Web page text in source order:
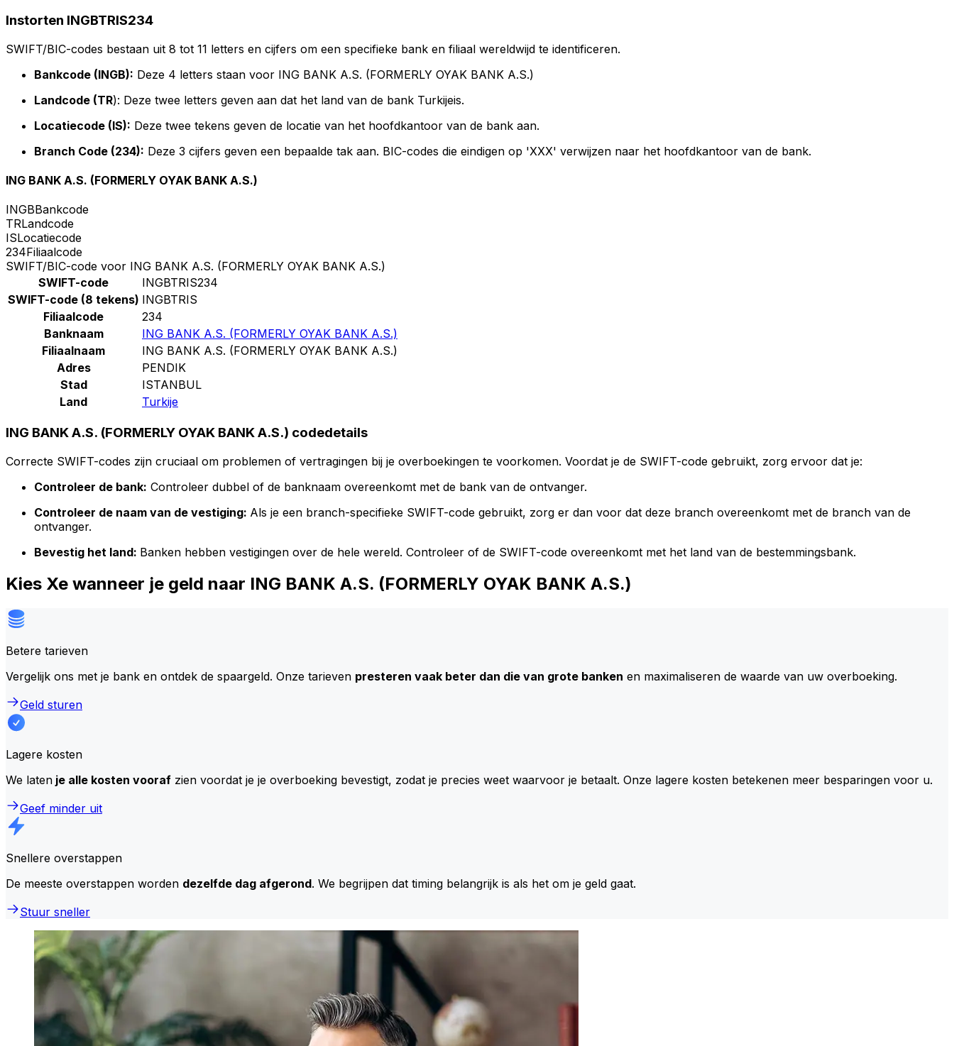
Instorten INGBTRIS234
SWIFT/BIC-codes bestaan uit 8 tot 11 letters en cijfers om een specifieke bank en filiaal wereldwijd te identificeren.
Bankcode (INGB): Deze 4 letters staan voor ING BANK A.S. (FORMERLY OYAK BANK A.S.)
Landcode (TR): Deze twee letters geven aan dat het land van de bank Turkijeis.
Locatiecode (IS): Deze twee tekens geven de locatie van het hoofdkantoor van de bank aan.
Branch Code (234): Deze 3 cijfers geven een bepaalde tak aan. BIC-codes die eindigen op 'XXX' verwijzen naar het hoofdkantoor van de bank.
ING BANK A.S. (FORMERLY OYAK BANK A.S.)
INGBBankcode
TRLandcode
ISLocatiecode
234Filiaalcode
SWIFT/BIC-code voor ING BANK A.S. (FORMERLY OYAK BANK A.S.)
SWIFT-code
INGBTRIS234
SWIFT-code (8 tekens) INGBTRIS
Filiaalcode
234
Banknaam
ING BANK A.S. (FORMERLY OYAK BANK A.S.)
Filiaalnaam
ING BANK A.S. (FORMERLY OYAK BANK A.S.)
Adres
PENDIK
Stad
ISTANBUL
Land
Turkije
ING BANK A.S. (FORMERLY OYAK BANK A.S.) codedetails
Correcte SWIFT-codes zijn cruciaal om problemen of vertragingen bij je overboekingen te voorkomen. Voordat je de SWIFT-code gebruikt, zorg ervoor dat je:
Controleer de bank: Controleer dubbel of de banknaam overeenkomt met de bank van de ontvanger.
Controleer de naam van de vestiging: Als je een branch-specifieke SWIFT-code gebruikt, zorg er dan voor dat deze branch overeenkomt met de branch van de
ontvanger.
Bevestig het land: Banken hebben vestigingen over de hele wereld. Controleer of de SWIFT-code overeenkomt met het land van de bestemmingsbank.
Kies Xe wanneer je geld naar ING BANK A.S. (FORMERLY OYAK BANK A.S.)
Betere tarieven
Vergelijk ons met je bank en ontdek de spaargeld. Onze tarieven presteren vaak beter dan die van grote banken en maximaliseren de waarde van uw overboeking.
Geld sturen
Lagere kosten
We laten je alle kosten vooraf zien voordat je je overboeking bevestigt, zodat je precies weet waarvoor je betaalt. Onze lagere kosten betekenen meer besparingen voor u.
Geef minder uit
Snellere overstappen
De meeste overstappen worden dezelfde dag afgerond. We begrijpen dat timing belangrijk is als het om je geld gaat.
Stuur sneller